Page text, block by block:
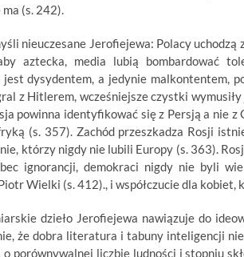
(s. 242).
nieuczesane Jerofiejewa: Polacy
aztecka, media lubią bombardować
dysydentem, a jedynie malkontentem,
z Hitlerem, wcześniejsze czystki
powinna identyfikować się z Persją a nie
(s. 357). Zachód przeszkadza Rosji
którzy nigdy nie lubili Europy (s. 363).
ignorancji, demokraci nigdy nie byli
Wielki (s. 412)., i współczucie dla kobiet,
dzieło Jerofiejewa nawiązuje do
że dobra literatura i tabuny inteligencji
porównywalnej liczbie ludności i stopniu